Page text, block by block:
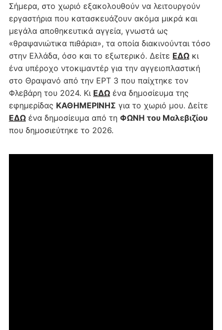
Σήμερα, στο χωριό εξακολουθούν να λειτουργούν
εργαστήρια που κατασκευάζουν ακόμα μικρά και
μεγάλα αποθηκευτικά αγγεία, γνωστά ως
«θραψανιώτικα πιθάρια», τα οποία διακινούνται τόσο
στην Ελλάδα, όσο και το εξωτερικό. Δείτε ΕΔΩκι
ένα υπέροχο ντοκιμαντέρ για την αγγειοπλαστική
στο Θραψανό από την ΕΡΤ 3 που παίχτηκε τον
Φλεβάρη του 2024. Κι ΕΔΩένα δημοσίευμα της
εφημερίδας ΚΑΘΗΜΕΡΙΝΗΣ για το χωριό μου. Δείτε
ΕΔΩένα δημοσίευμα από τη ΦΩΝΗ του Μαλεβιζίου
που δημοσιεύτηκε το 2026.